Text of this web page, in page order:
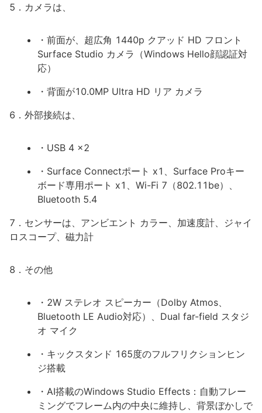
5．カメラは、
・前面が、超広角 1440p クアッド HD フロント
Surface Studio カメラ（Windows Hello顔認証対
応）
・背面が10.0MP Ultra HD リア カメラ
6．外部接続は、
・USB 4 x2
・Surface Connectポート x1、Surface Proキー
ボード専用ポート x1、Wi-Fi 7（802.11be）、
Bluetooth 5.4
7．センサーは、アンビエント カラー、加速度計、ジャイ
ロスコープ、磁力計
8．その他
・2W ステレオ スピーカー（Dolby Atmos、
Bluetooth LE Audio対応）、Dual far-field スタジ
オ マイク
・キックスタンド 165度のフルフリクションヒン
ジ搭載
・AI搭載のWindows Studio Effects：自動フレー
ミングでフレーム内の中央に維持し、背景ぼかしで